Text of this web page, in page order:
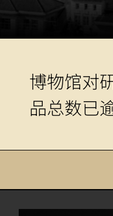
博物馆对
品总数已